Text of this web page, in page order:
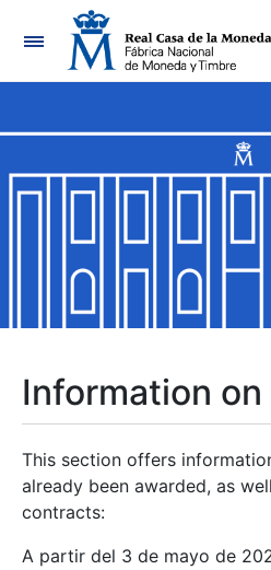
Navigation
Show/Hide
Show/Hide
Show/Hide
Show/Hide
Information on
This section offers
already been awarded, as
contracts:
A partir del 3 de mayo de